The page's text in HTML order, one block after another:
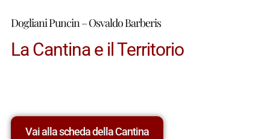
Dogliani Puncin – Osvaldo Barberis
La Cantina e il Territorio
Vai alla scheda della Cantina